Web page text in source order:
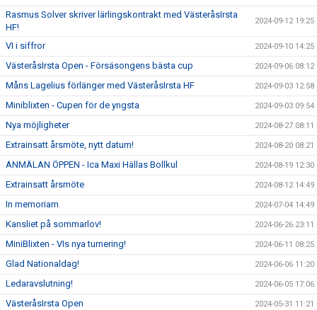
Rasmus Solver skriver lärlingskontrakt med VästeråsIrsta
HF!
2024-09-12 19:25
VI i siffror 2024-09-10 14:25
VästeråsIrsta Open - Försäsongens bästa cup 2024-09-06 08:12
Måns Lagelius förlänger med VästeråsIrsta HF 2024-09-03 12:58
Miniblixten - Cupen för de yngsta 2024-09-03 09:54
Nya möjligheter 2024-08-27 08:11
Extrainsatt årsmöte, nytt datum! 2024-08-20 08:21
ANMÄLAN ÖPPEN - Ica Maxi Hällas Bollkul 2024-08-19 12:30
Extrainsatt årsmöte 2024-08-12 14:49
In memoriam 2024-07-04 14:49
Kansliet på sommarlov! 2024-06-26 23:11
MiniBlixten - VIs nya turnering! 2024-06-11 08:25
Glad Nationaldag! 2024-06-06 11:20
Ledaravslutning! 2024-06-05 17:06
VästeråsIrsta Open 2024-05-31 11:21